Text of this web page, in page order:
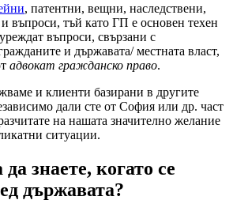
, патентни, вещни, наследствени,
въпроси, тъй като ГП е основен техен
въпроси, свързани с
и държавата/ местната власт,
адвокат гражданско право.
и клиенти базирани в другите
дали сте от София или др. част
на нашата значително желание
ситуации.
знаете, когато се
държавата?